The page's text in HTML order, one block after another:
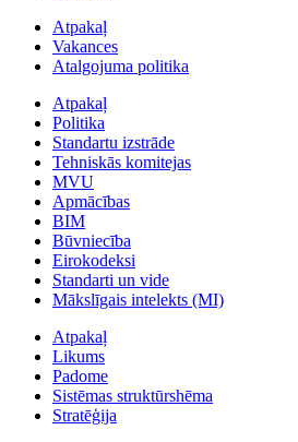
Atpakaļ
Vakances
Atalgojuma politika
Atpakaļ
Politika
Standartu izstrāde
Tehniskās komitejas
MVU
Apmācības
BIM
Būvniecība
Eirokodeksi
Standarti un vide
Mākslīgais intelekts (MI)
Atpakaļ
Likums
Padome
Sistēmas struktūrshēma
Stratēģija